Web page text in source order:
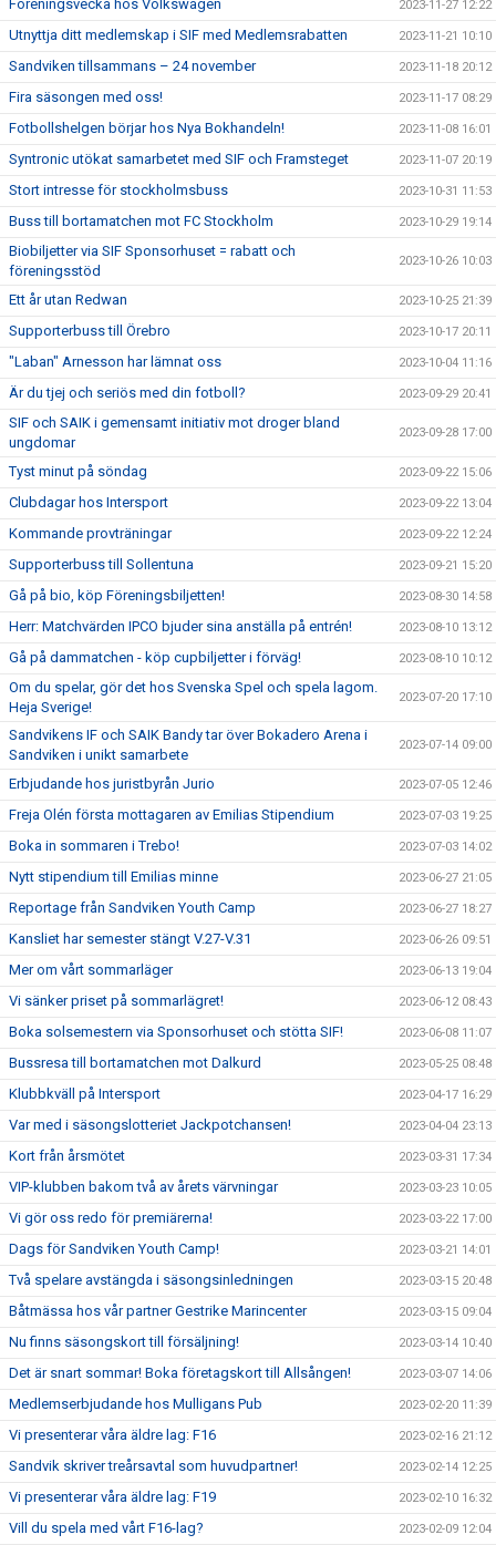
Föreningsvecka hos Volkswagen 2023-11-27 12:22
Utnyttja ditt medlemskap i SIF med Medlemsrabatten 2023-11-21 10:10
Sandviken tillsammans – 24 november 2023-11-18 20:12
Fira säsongen med oss! 2023-11-17 08:29
Fotbollshelgen börjar hos Nya Bokhandeln! 2023-11-08 16:01
Syntronic utökat samarbetet med SIF och Framsteget 2023-11-07 20:19
Stort intresse för stockholmsbuss 2023-10-31 11:53
Buss till bortamatchen mot FC Stockholm 2023-10-29 19:14
Biobiljetter via SIF Sponsorhuset = rabatt och
föreningsstöd
2023-10-26 10:03
Ett år utan Redwan 2023-10-25 21:39
Supporterbuss till Örebro 2023-10-17 20:11
"Laban" Arnesson har lämnat oss 2023-10-04 11:16
Är du tjej och seriös med din fotboll? 2023-09-29 20:41
SIF och SAIK i gemensamt initiativ mot droger bland
ungdomar
2023-09-28 17:00
Tyst minut på söndag 2023-09-22 15:06
Clubdagar hos Intersport 2023-09-22 13:04
Kommande provträningar 2023-09-22 12:24
Supporterbuss till Sollentuna 2023-09-21 15:20
Gå på bio, köp Föreningsbiljetten! 2023-08-30 14:58
Herr: Matchvärden IPCO bjuder sina anställa på entrén! 2023-08-10 13:12
Gå på dammatchen - köp cupbiljetter i förväg! 2023-08-10 10:12
Om du spelar, gör det hos Svenska Spel och spela lagom.
Heja Sverige!
2023-07-20 17:10
Sandvikens IF och SAIK Bandy tar över Bokadero Arena i
Sandviken i unikt samarbete
2023-07-14 09:00
Erbjudande hos juristbyrån Jurio 2023-07-05 12:46
Freja Olén första mottagaren av Emilias Stipendium 2023-07-03 19:25
Boka in sommaren i Trebo! 2023-07-03 14:02
Nytt stipendium till Emilias minne 2023-06-27 21:05
Reportage från Sandviken Youth Camp 2023-06-27 18:27
Kansliet har semester stängt V.27-V.31 2023-06-26 09:51
Mer om vårt sommarläger 2023-06-13 19:04
Vi sänker priset på sommarlägret! 2023-06-12 08:43
Boka solsemestern via Sponsorhuset och stötta SIF! 2023-06-08 11:07
Bussresa till bortamatchen mot Dalkurd 2023-05-25 08:48
Klubbkväll på Intersport 2023-04-17 16:29
Var med i säsongslotteriet Jackpotchansen! 2023-04-04 23:13
Kort från årsmötet 2023-03-31 17:34
VIP-klubben bakom två av årets värvningar 2023-03-23 10:05
Vi gör oss redo för premiärerna! 2023-03-22 17:00
Dags för Sandviken Youth Camp! 2023-03-21 14:01
Två spelare avstängda i säsongsinledningen 2023-03-15 20:48
Båtmässa hos vår partner Gestrike Marincenter 2023-03-15 09:04
Nu finns säsongskort till försäljning! 2023-03-14 10:40
Det är snart sommar! Boka företagskort till Allsången! 2023-03-07 14:06
Medlemserbjudande hos Mulligans Pub 2023-02-20 11:39
Vi presenterar våra äldre lag: F16 2023-02-16 21:12
Sandvik skriver treårsavtal som huvudpartner! 2023-02-14 12:25
Vi presenterar våra äldre lag: F19 2023-02-10 16:32
Vill du spela med vårt F16-lag? 2023-02-09 12:04